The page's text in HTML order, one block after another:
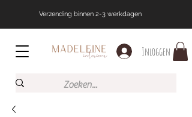
Inloggen
Verzending binnen 2-3 werkdagen